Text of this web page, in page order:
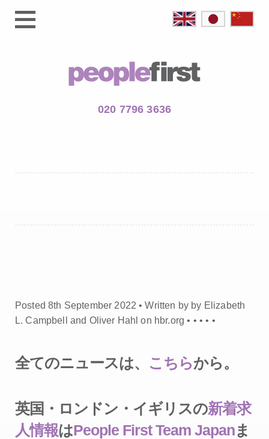
020 7796 3636
Posted 8th September 2022 • Written by by Elizabeth
L. Campbell and Oliver Hahl on hbr.org • • •• •
全てのニュースは、 こちらから。
英国・ロンドン・イギリスの新着求
人情報はPeople First Team Japanま